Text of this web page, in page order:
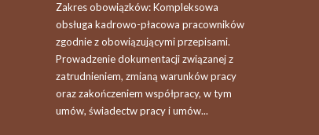
Zakres obowiązków: Kompleksowa
obsługa kadrowo-płacowa pracowników
zgodnie z obowiązującymi przepisami.
Prowadzenie dokumentacji związanej z
zatrudnieniem, zmianą warunków pracy
oraz zakończeniem współpracy, w tym
umów, świadectw pracy i umów...